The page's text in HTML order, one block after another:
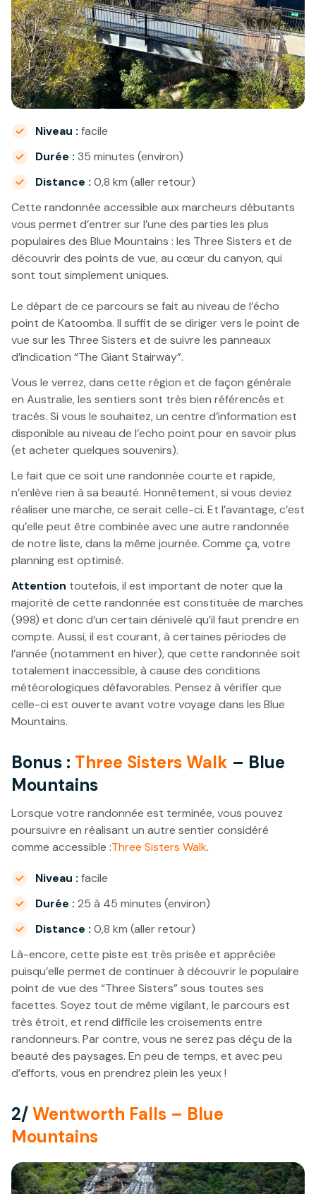
Niveau : facile
Durée : 35 minutes (environ)
Distance : 0,8 km (aller retour)
Cette randonnée accessible aux marcheurs débutants
vous permet d’entrer sur l’une des parties les plus
populaires des Blue Mountains : les Three Sisters et de
découvrir des points de vue, au cœur du canyon, qui
sont tout simplement uniques.
Le départ de ce parcours se fait au niveau de l’écho
point de Katoomba. Il suffit de se diriger vers le point de
vue sur les Three Sisters et de suivre les panneaux
d’indication “The Giant Stairway”.
Vous le verrez, dans cette région et de façon générale
en Australie, les sentiers sont très bien référencés et
tracés. Si vous le souhaitez, un centre d’information est
disponible au niveau de l’echo point pour en savoir plus
(et acheter quelques souvenirs).
Le fait que ce soit une randonnée courte et rapide,
n’enlève rien à sa beauté. Honnêtement, si vous deviez
réaliser une marche, ce serait celle-ci. Et l’avantage, c’est
qu’elle peut être combinée avec une autre randonnée
de notre liste, dans la même journée. Comme ça, votre
planning est optimisé.
Attention toutefois, il est important de noter que la
majorité de cette randonnée est constituée de marches
(998) et donc d’un certain dénivelé qu’il faut prendre en
compte. Aussi, il est courant, à certaines périodes de
l’année (notamment en hiver), que cette randonnée soit
totalement inaccessible, à cause des conditions
météorologiques défavorables. Pensez à vérifier que
celle-ci est ouverte avant votre voyage dans les Blue
Mountains.
Bonus : Three Sisters Walk – Blue
Mountains
Lorsque votre randonnée est terminée, vous pouvez
poursuivre en réalisant un autre sentier considéré
comme accessible :Three Sisters Walk.
Niveau : facile
Durée : 25 à 45 minutes (environ)
Distance : 0,8 km (aller retour)
Là-encore, cette piste est très prisée et appréciée
puisqu’elle permet de continuer à découvrir le populaire
point de vue des “Three Sisters” sous toutes ses
facettes. Soyez tout de même vigilant, le parcours est
très étroit, et rend difficile les croisements entre
randonneurs. Par contre, vous ne serez pas déçu de la
beauté des paysages. En peu de temps, et avec peu
d’efforts, vous en prendrez plein les yeux !
2/Wentworth Falls – Blue
Mountains